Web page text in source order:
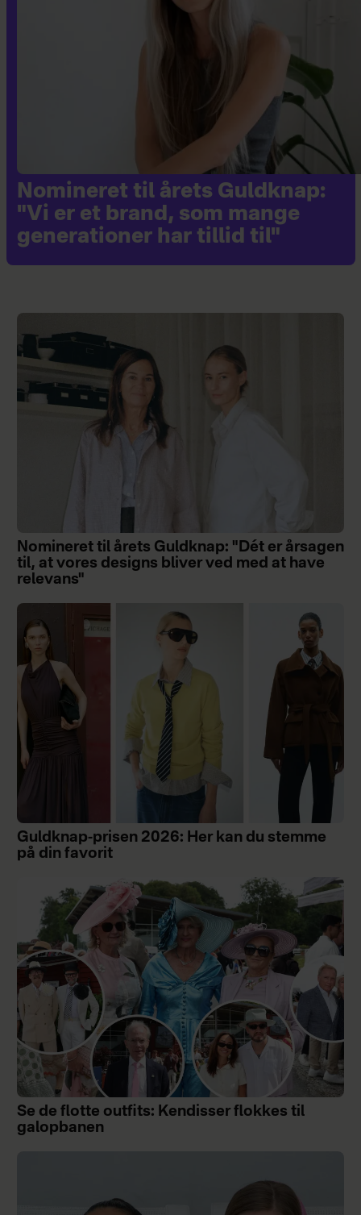
Nomineret til årets Guldknap:
"Vi er et brand, som mange
generationer har tillid til"
Nomineret til årets Guldknap: "Dét er årsagen
til, at vores designs bliver ved med at have
relevans"
Guldknap-prisen 2026: Her kan du stemme
på din favorit
Se de flotte outfits: Kendisser flokkes til
galopbanen